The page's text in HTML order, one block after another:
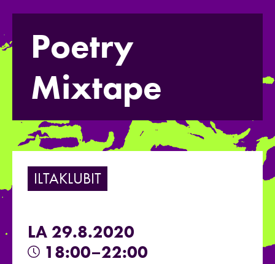
Poetry
Mixtape
ILTAKLUBIT
LA 29.8.2020
18:00–22:00